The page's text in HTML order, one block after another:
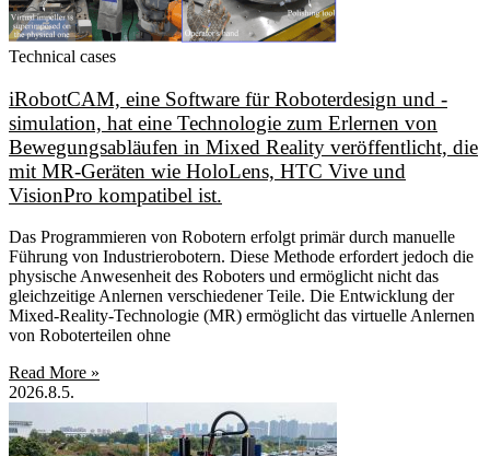
Technical cases
iRobotCAM, eine Software für Roboterdesign und -
simulation, hat eine Technologie zum Erlernen von
Bewegungsabläufen in Mixed Reality veröffentlicht, die
mit MR-Geräten wie HoloLens, HTC Vive und
VisionPro kompatibel ist.
Das Programmieren von Robotern erfolgt primär durch manuelle
Führung von Industrierobotern. Diese Methode erfordert jedoch die
physische Anwesenheit des Roboters und ermöglicht nicht das
gleichzeitige Anlernen verschiedener Teile. Die Entwicklung der
Mixed-Reality-Technologie (MR) ermöglicht das virtuelle Anlernen
von Roboterteilen ohne
Read More »
2026.8.5.